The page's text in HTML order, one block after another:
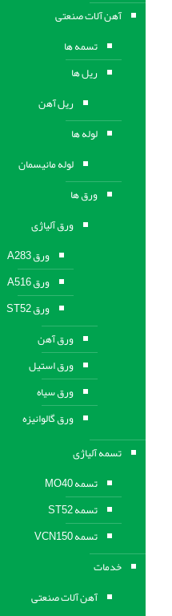
آهن آلات صنعتی
تسمه ها
ریل ها
ریل آهن
لوله ها
لوله مانیسمان
ورق ها
ورق آلیاژی
ورق A283
ورق A516
ورق ST52
ورق آهن
ورق استیل
ورق سیاه
ورق گالوانیزه
تسمه آلیاژی
تسمه MO40
تسمه ST52
تسمه VCN150
خدمات
آهن آلات صنعتی